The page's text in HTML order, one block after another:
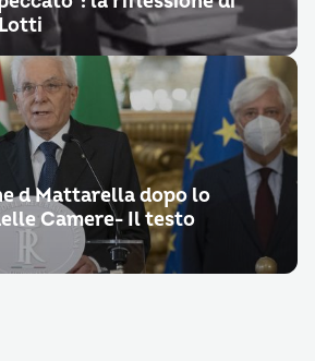
d Mattarella dopo lo
Camere- Il testo